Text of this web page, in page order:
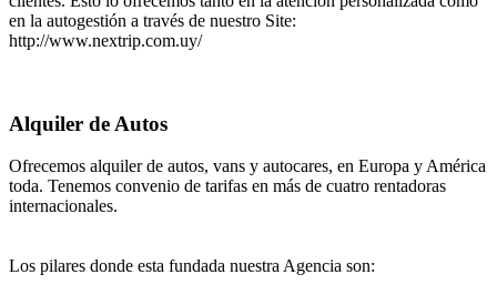
en la autogestión a través de nuestro Site:
http://www.nextrip.com.uy/
Alquiler de Autos
Ofrecemos alquiler de autos, vans y autocares, en Europa y América
toda. Tenemos convenio de tarifas en más de cuatro rentadoras
internacionales.
Los pilares donde esta fundada nuestra Agencia son: